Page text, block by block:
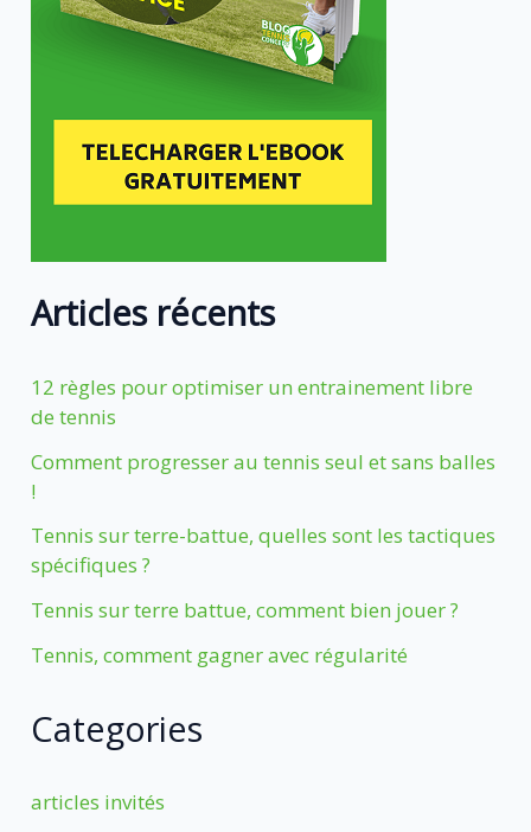
Articles récents
12 règles pour optimiser un entrainement libre
de tennis
Comment progresser au tennis seul et sans balles
!
Tennis sur terre-battue, quelles sont les tactiques
spécifiques ?
Tennis sur terre battue, comment bien jouer ?
Tennis, comment gagner avec régularité
Categories
articles invités